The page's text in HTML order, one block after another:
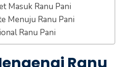
Masuk Ranu Pani
Menuju Ranu Pani
Ranu Pani